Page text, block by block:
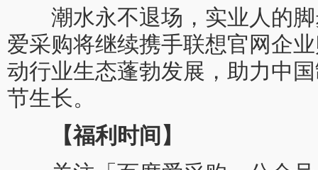
潮水永不退场，实业人的脚
爱采购将继续携手联想官网企
动行业生态蓬勃发展，助力中
节生长。
【福利时间】